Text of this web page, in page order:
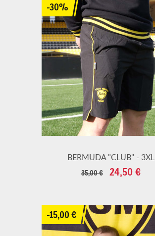
BERMUDA "CLUB" - 3XL
Prix
35,00 €
-30%
Prix
24,50 €
-15,00 €